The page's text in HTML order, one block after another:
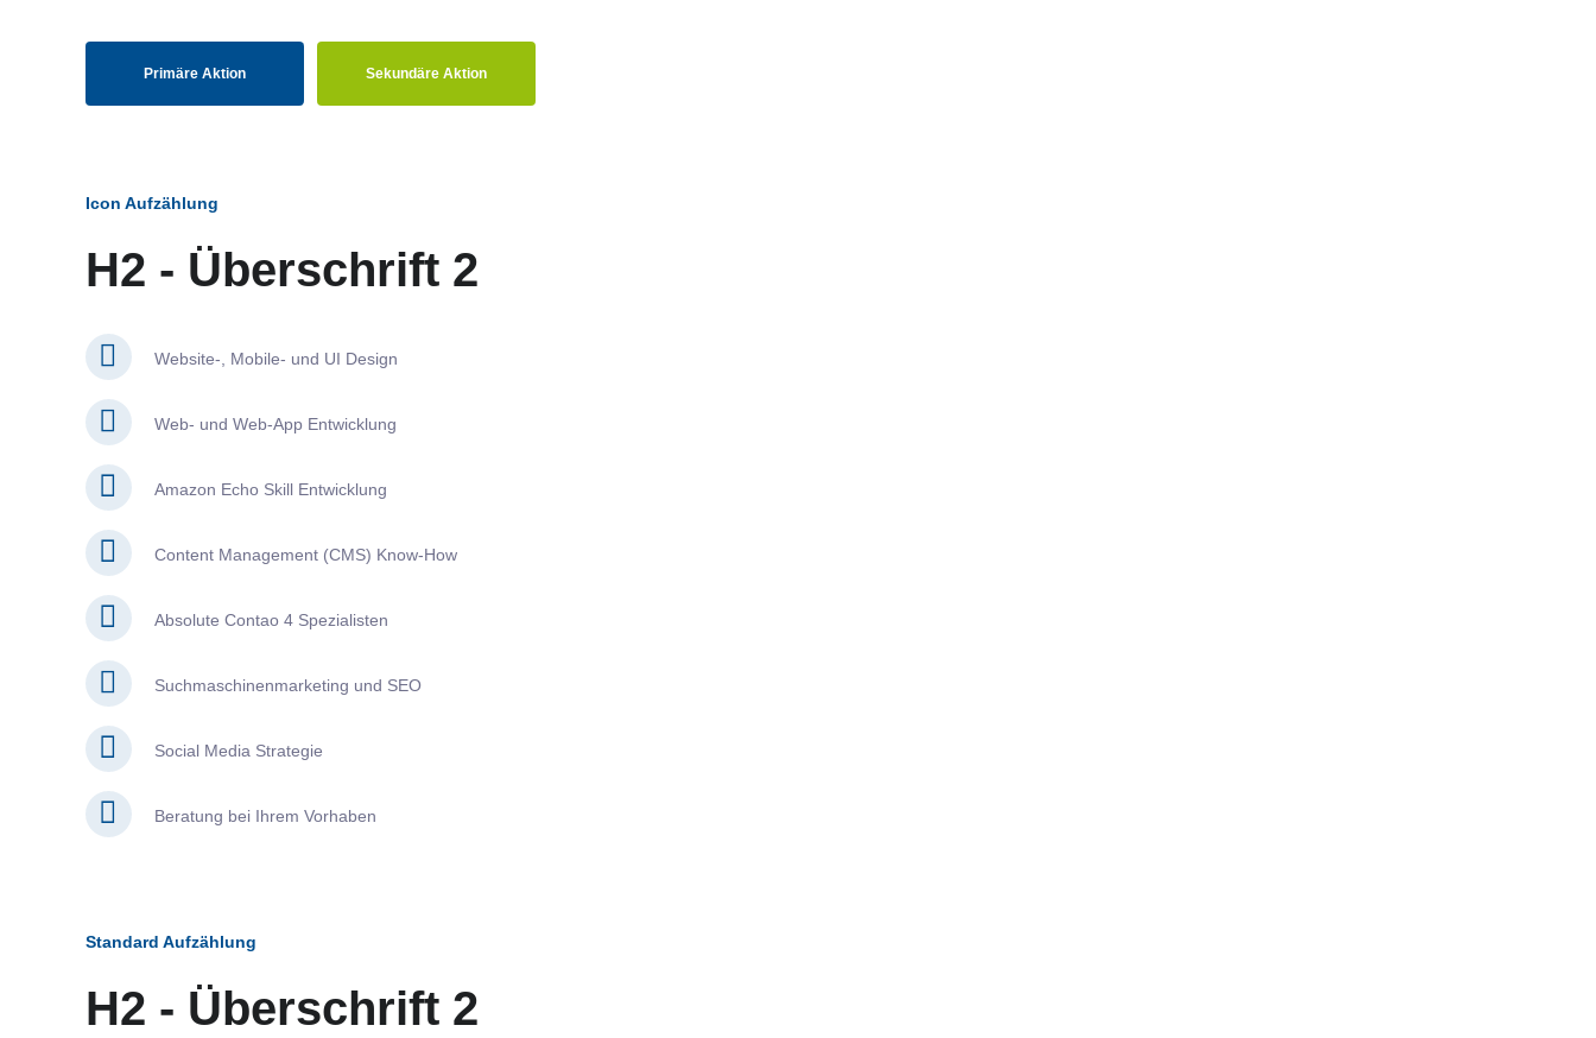
Primäre Aktion Sekundäre Aktion
Icon Aufzählung
H2 - Überschrift 2
Website-, Mobile- und UI Design
Web- und Web-App Entwicklung
Amazon Echo Skill Entwicklung
Content Management (CMS) Know-How
Absolute Contao 4 Spezialisten
Suchmaschinenmarketing und SEO
Social Media Strategie
Beratung bei Ihrem Vorhaben
Standard Aufzählung
H2 - Überschrift 2